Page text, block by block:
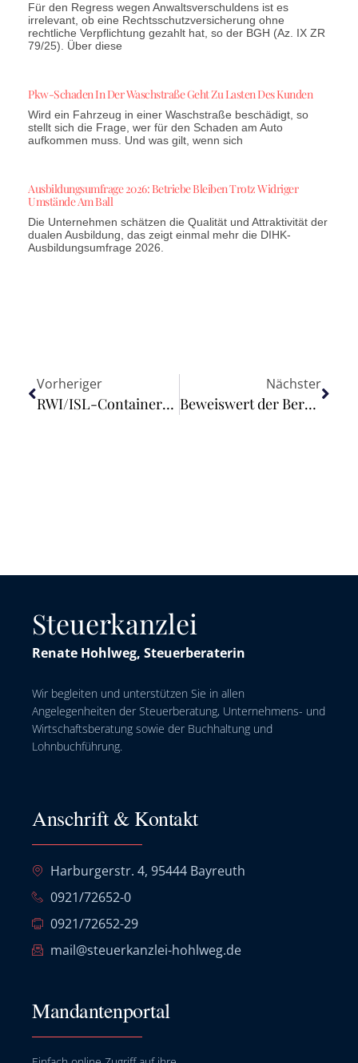
Für den Regress wegen Anwaltsverschuldens ist es
irrelevant, ob eine Rechtsschutzversicherung ohne
rechtliche Verpflichtung gezahlt hat, so der BGH (Az. IX ZR
79/25). Über diese
Pkw-Schaden In Der Waschstraße Geht Zu Lasten Des Kunden
Wird ein Fahrzeug in einer Waschstraße beschädigt, so
stellt sich die Frage, wer für den Schaden am Auto
aufkommen muss. Und was gilt, wenn sich
Ausbildungsumfrage 2026: Betriebe Bleiben Trotz Widriger
Umstände Am Ball
Die Unternehmen schätzen die Qualität und Attraktivität der
dualen Ausbildung, das zeigt einmal mehr die DIHK-
Ausbildungsumfrage 2026.
Vorheriger
RWI/ISL-Containerumschlag-Index stagniert: Iran-Krieg bedroht Welthandel
Nächster
Beweiswert der Beratungsdokumentation nach Versicherungsabschluss
Steuerkanzlei
Renate Hohlweg, Steuerberaterin
Wir begleiten und unterstützen Sie in allen
Angelegenheiten der Steuerberatung, Unternehmens- und
Wirtschaftsberatung sowie der Buchhaltung und
Lohnbuchführung.
Anschrift & Kontakt
Harburgerstr. 4, 95444 Bayreuth
0921/72652-0
0921/72652-29
mail@steuerkanzlei-hohlweg.de
Mandantenportal